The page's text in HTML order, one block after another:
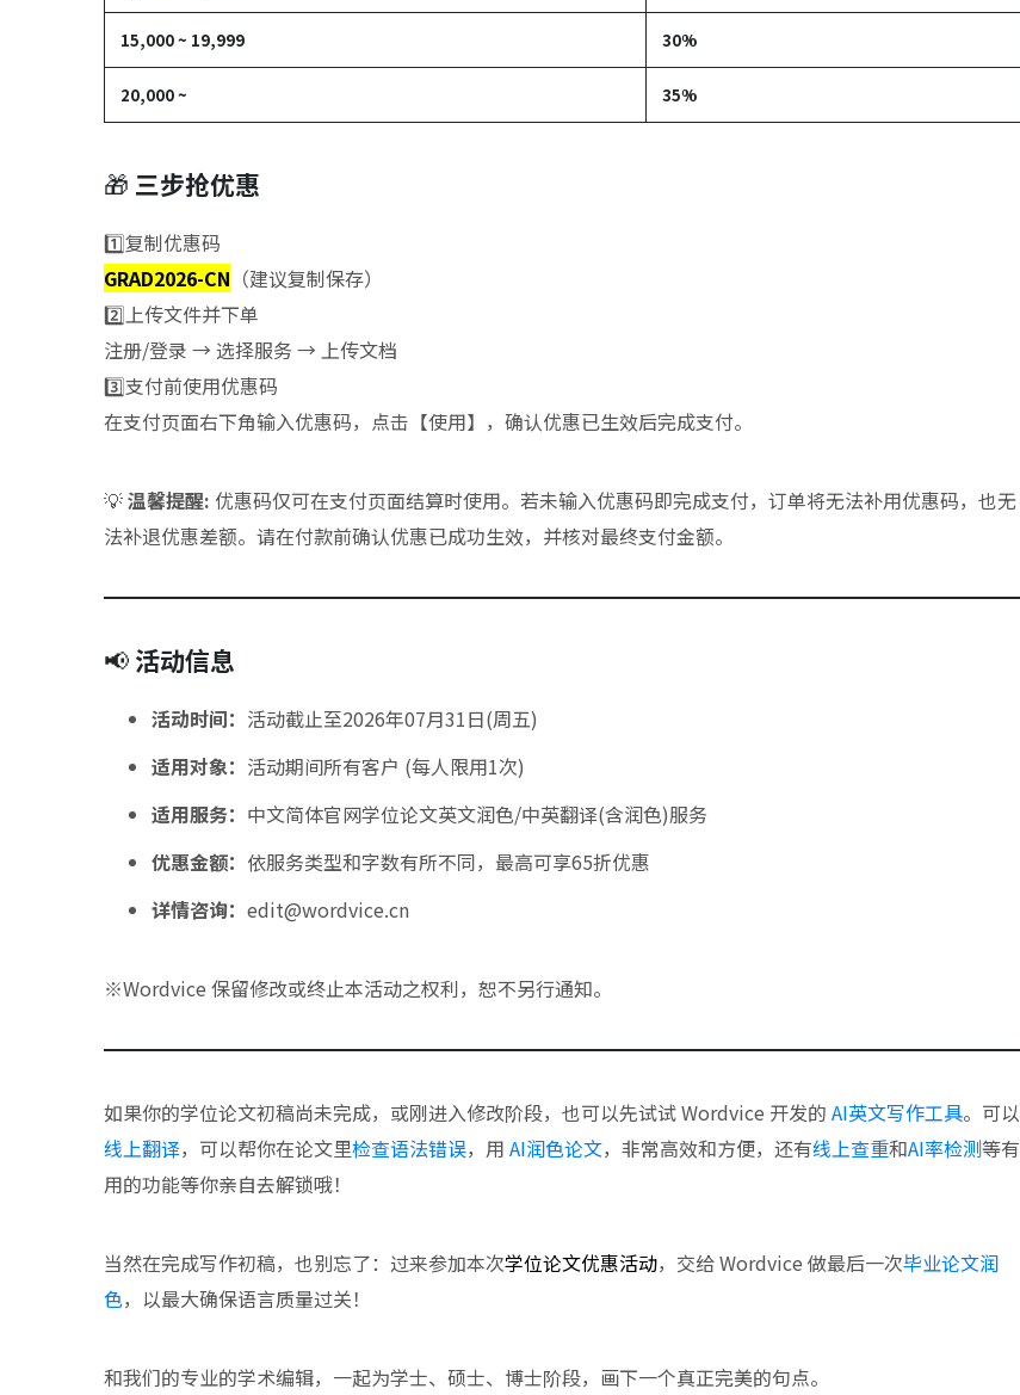
15,000 ~ 19,999 30%
20,000 ~ 35%
🎁 三步抢优惠
1️⃣复制优惠码
GRAD2026-CN （建议复制保存）
2️⃣上传文件并下单
注册/登录 → 选择服务 → 上传文档
3️⃣支付前使用优惠码
在支付页面右下角输入优惠码，点击【使用】，确认优惠已生效后完成支付。
💡温馨提醒: 优惠码仅可在支付页面结算时使用。若未输入优惠码即完成支付，订单将无法补用优惠码，也无
法补退优惠差额。请在付款前确认优惠已成功生效，并核对最终支付金额。
📢 活动信息
活动时间： 活动截止至2026年07月31日(周五)
适用对象： 活动期间所有客户 (每人限用1次)
适用服务： 中文简体官网学位论文英文润色/中英翻译(含润色)服务
优惠金额： 依服务类型和字数有所不同，最高可享65折优惠
详情咨询： edit@wordvice.cn
※Wordvice 保留修改或终止本活动之权利，恕不另行通知。
如果你的学位论文初稿尚未完成，或刚进入修改阶段，也可以先试试 Wordvice 开发的 AI英文写作工具。可以
线上翻译，可以帮你在论文里检查语法错误，用 AI润色论文，非常高效和方便，还有线上查重和AI率检测等有
用的功能等你亲自去解锁哦！
当然在完成写作初稿，也别忘了：过来参加本次学位论文优惠活动，交给 Wordvice 做最后一次毕业论文润
色，以最大确保语言质量过关！
和我们的专业的学术编辑，一起为学士、硕士、博士阶段，画下一个真正完美的句点。